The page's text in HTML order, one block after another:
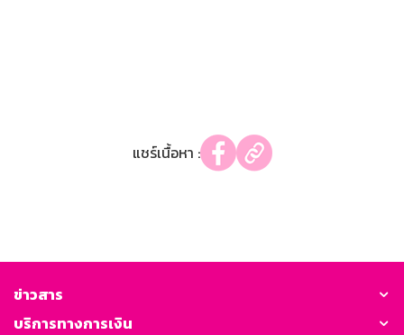
แชร์เนื้อหา :
ข่าวสาร
บริการทางการเงิน